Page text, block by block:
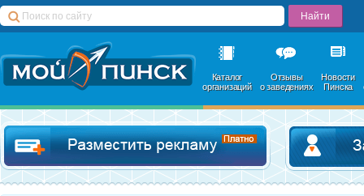
Каталог
организаций
Отзывы
о заведениях
Новости
Пинска
Добавить в